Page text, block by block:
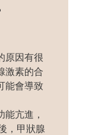
原因有很
激素的合
能會導致
亢進，
，甲狀腺